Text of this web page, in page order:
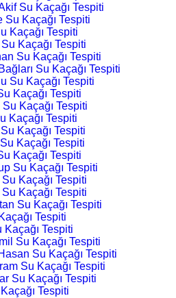
Su Kaçağı Tespiti
Su Kaçağı Tespiti
Kaçağı Tespiti
Kaçağı Tespiti
Su Kaçağı Tespiti
Su Kaçağı Tespiti
Su Kaçağı Tespiti
Kaçağı Tespiti
Kaçağı Tespiti
Kaçağı Tespiti
Kaçağı Tespiti
Kaçağı Tespiti
Kaçağı Tespiti
Su Kaçağı Tespiti
Kaçağı Tespiti
Kaçağı Tespiti
Su Kaçağı Tespiti
Tespiti
Kaçağı Tespiti
Su Kaçağı Tespiti
Su Kaçağı Tespiti
Su Kaçağı Tespiti
Su Kaçağı Tespiti
Tespiti